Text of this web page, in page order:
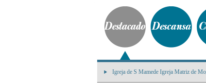
Igreja de S Mamede Igreja Matriz de